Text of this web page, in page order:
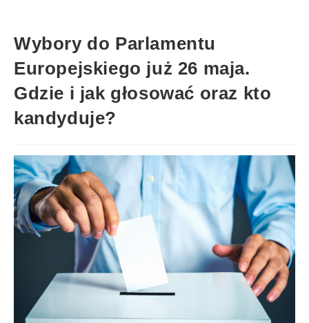
Wybory do Parlamentu
Europejskiego już 26 maja.
Gdzie i jak głosować oraz kto
kandyduje?